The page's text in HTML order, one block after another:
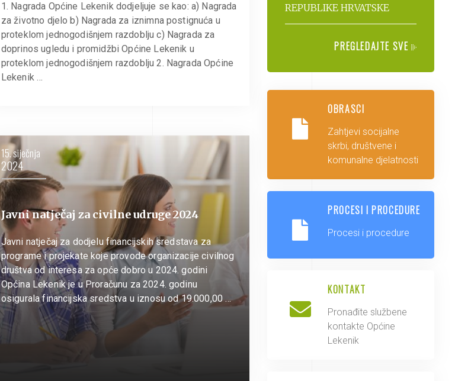
1. Nagrada Općine Lekenik dodjeljuje se kao: a) Nagrada
za životno djelo b) Nagrada za iznimna postignuća u
proteklom jednogodišnjem razdoblju c) Nagrada za
doprinos ugledu i promidžbi Općine Lekenik u
proteklom jednogodišnjem razdoblju 2. Nagrada Općine
Lekenik …
15. siječnja
2024
Javni natječaj za civilne udruge 2024
Javni natječaj za dodjelu financijskih sredstava za
programe i projekate koje provode organizacije civilnog
društva od interesa za opće dobro u 2024. godini
Općina Lekenik je u Proračunu za 2024. godinu
osigurala financijska sredstva u iznosu od 19.000,00 …
REPUBLIKE HRVATSKE
PREGLEDAJTE SVE
OBRASCI
Zahtjevi socijalne
skrbi, društvene i
komunalne djelatnosti
PROCESI I PROCEDURE
Procesi i procedure
KONTAKT
Pronađite službene
kontakte Općine
Lekenik